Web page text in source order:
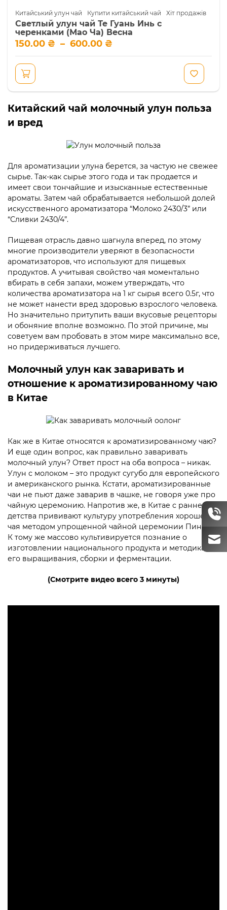
Китайський улун чай Купити китайський чай Хіт продажів
Светлый улун чай Те Гуань Инь с
черенками (Мао Ча) Весна
150.00 ₴ – 600.00 ₴
Діапазон
від
150.00 ₴
до
600.00 ₴
має
можна
на
сторінці
товару
Китайский чай молочный улун польза
и вред
Для ароматизации улуна берется, за частую не свежее
сырье. Так-как сырье этого года и так продается и
имеет свои тончайшие и изысканные естественные
ароматы. Затем чай обрабатывается небольшой долей
искусственного ароматизатора “Молоко 2430/3” или
“Сливки 2430/4”.
Пищевая отрасль давно шагнула вперед, по этому
многие производители уверяют в безопасности
ароматизаторов, что используют для пищевых
продуктов. А учитывая свойство чая моментально
вбирать в себя запахи, можем утверждать, что
количества ароматизатора на 1 кг сырья всего 0.5г, что
не может нанести вред здоровью взрослого человека.
Но значительно притупить ваши вкусовые рецепторы
и обоняние вполне возможно. По этой причине, мы
советуем вам пробовать в этом мире максимально все,
но придерживаться лучшего.
Молочный улун как заваривать и
отношение к ароматизированному чаю
в Китае
Как же в Китае относятся к ароматизированному чаю?
И еще один вопрос, как правильно заваривать
молочный улун? Ответ прост на оба вопроса – никак.
Улун с молоком – это продукт сугубо для европейского
и американского рынка. Кстати, ароматизированные
чаи не пьют даже заварив в чашке, не говоря уже про
чайную церемонию. Напротив же, в Китае с раннего
детства прививают культуру употребления хорошего
чая методом упрощенной чайной церемонии Пин Ча.
К тому же массово культивируется познание о
изготовлении национального продукта и методиках
его выращивания, сборки и ферментации.
(Смотрите видео всего 3 минуты)